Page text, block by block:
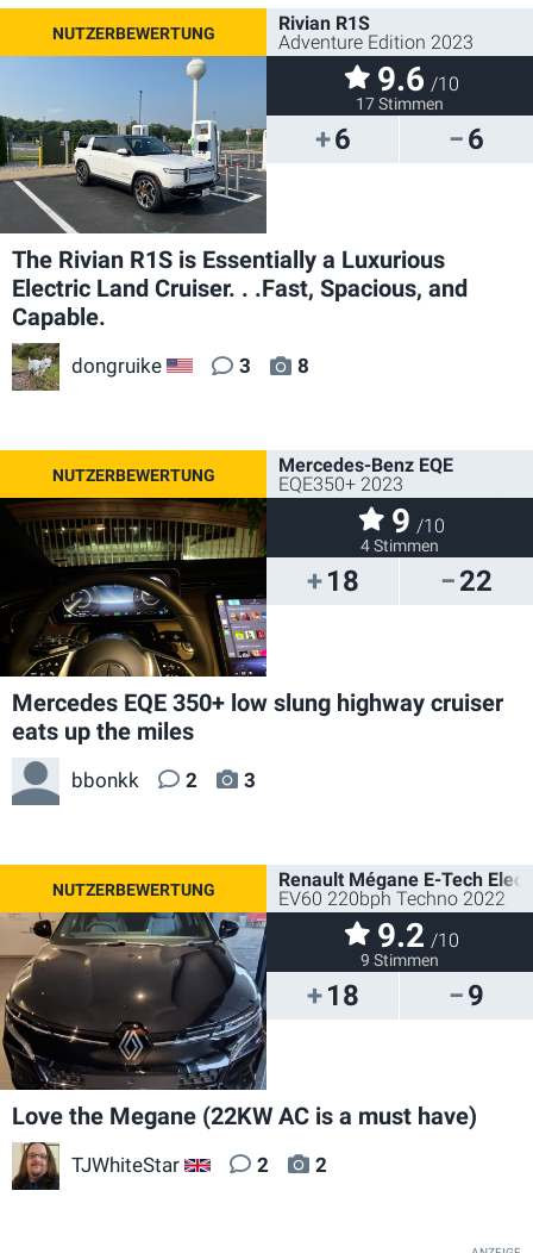
6 6
Rivian R1S
Adventure Edition 2023
9.6 /10
17 Stimmen
The Rivian R1S is Essentially a Luxurious
Electric Land Cruiser. . .Fast, Spacious, and
Capable.
dongruike US 3 8
18 22
Mercedes-Benz EQE
EQE350+ 2023
9 /10
4 Stimmen
Mercedes EQE 350+ low slung highway cruiser
eats up the miles
bbonkk 2 3
18 9
Renault Mégane E-Tech
EV60 220bph Techno 2022
9.2 /10
9 Stimmen
Love the Megane (22KW AC is a must have)
TJWhiteStar GB 2 2